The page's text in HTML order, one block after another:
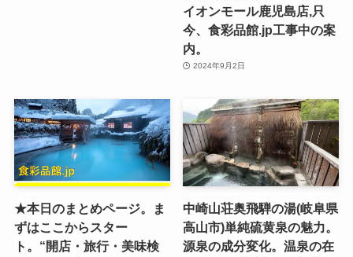
イオンモール鹿児島店,只
今、食彩品館.jp工事中の案
内。
2024年9月2日
★本日のまとめページ。ま
ずはここからスター
ト。“開店・旅行・美味検
中崎山荘奥飛騨の湯(岐阜県
高山市)単純硫黄泉の魅力。
源泉の成分変化。温泉の在